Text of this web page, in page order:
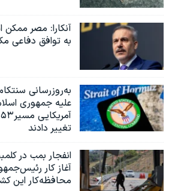
آنکارا: مصر
به توافق دفاعی
به‌روزرسانی
علیه جمهوری
تغییر دادند
انفجار بمب‌‌ در
آغاز کار
محافظه‌کار این